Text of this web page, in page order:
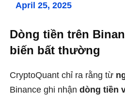
April 25, 2025
Dòng tiền trên
biến bất thường
CryptoQuant chỉ ra rằng từ
Binance ghi nhận dòng tiền